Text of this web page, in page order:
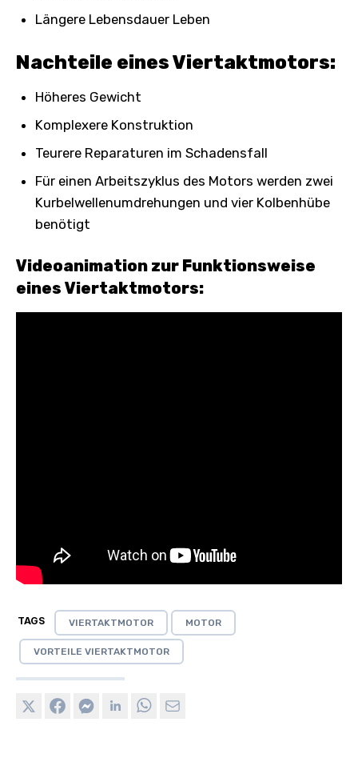
Längere Lebensdauer Leben
Nachteile eines Viertaktmotors:
Höheres Gewicht
Komplexere Konstruktion
Teurere Reparaturen im Schadensfall
Für einen Arbeitszyklus des Motors werden zwei
Kurbelwellenumdrehungen und vier Kolbenhübe
benötigt
Videoanimation zur Funktionsweise
eines Viertaktmotors:
TAGS VIERTAKTMOTOR MOTOR
VORTEILE VIERTAKTMOTOR